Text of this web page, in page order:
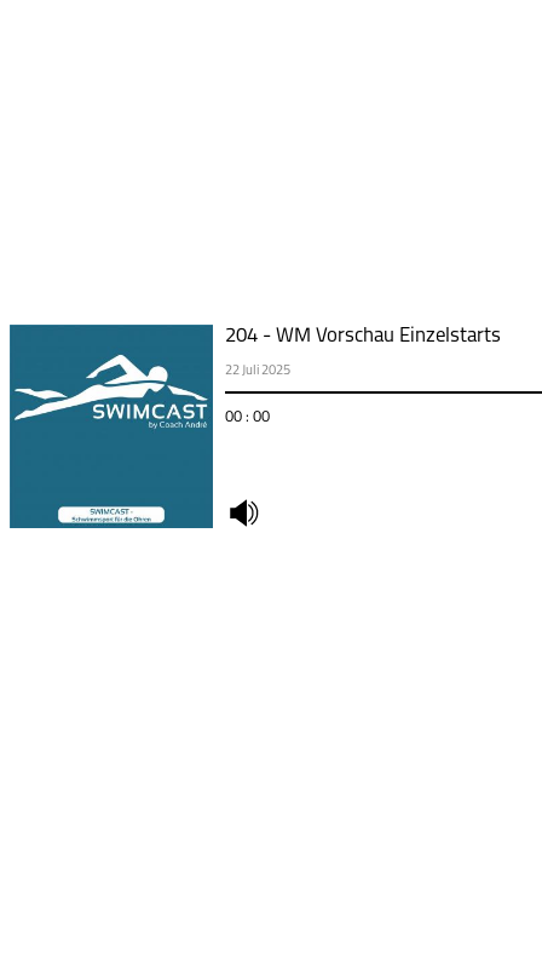
204 - WM Vorschau Einzelstarts
22 Juli 2025
00 : 00